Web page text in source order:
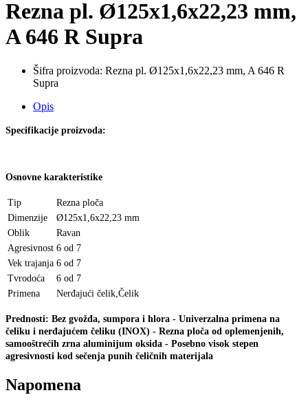
Rezna pl. Ø125x1,6x22,23 mm,
A 646 R Supra
Šifra proizvoda: Rezna pl. Ø125x1,6x22,23 mm, A 646 R
Supra
Opis
Specifikacije proizvoda:
Osnovne karakteristike
Tip
Rezna ploča
Dimenzije
Ø125x1,6x22,23 mm
Oblik
Ravan
Agresivnost 6 od 7
Vek trajanja 6 od 7
Tvrodoća
6 od 7
Primena
Nerđajući čelik Čelik
Prednosti: Bez gvožđa, sumpora i hlora - Univerzalna primena na
čeliku i nerđajućem čeliku (INOX) - Rezna ploča od oplemenjenih,
samooštrećih zrna aluminijum oksida - Posebno visok stepen
agresivnosti kod sečenja punih čeličnih materijala
Napomena